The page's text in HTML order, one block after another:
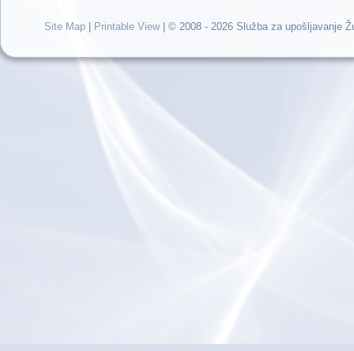
Site Map Printable View| © 2008 - 2026 Služba za upošljavanje